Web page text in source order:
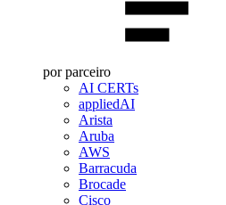
por parceiro
AI CERTs
appliedAI
Arista
Aruba
AWS
Barracuda
Brocade
Cisco